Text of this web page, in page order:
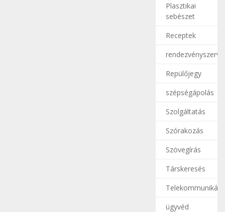
Plasztikai
sebészet
Receptek
Repülőjegy
szépségápolás
Szolgáltatás
Szórakozás
Szövegírás
Társkeresés
ügyvéd